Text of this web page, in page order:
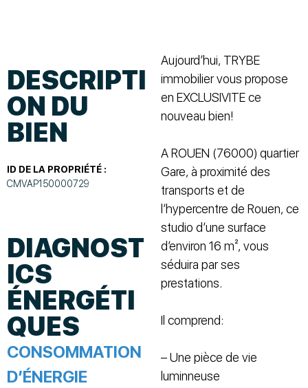
DESCRIPTI
ON DU
BIEN
ID DE LA PROPRIÉTÉ :
CMVAP150000729
DIAGNOST
ICS
ÉNERGÉTI
QUES
CONSOMMATION
D’ÉNERGIE
Aujourd’hui, TRYBE
immobilier vous propose
en EXCLUSIVITE ce
nouveau bien!
A ROUEN (76000) quartier
Gare, à proximité des
transports et de
l’hypercentre de Rouen, ce
studio d’une surface
d’environ 16 m², vous
séduira par ses
prestations.
Il comprend:
– Une pièce de vie
luminneuse